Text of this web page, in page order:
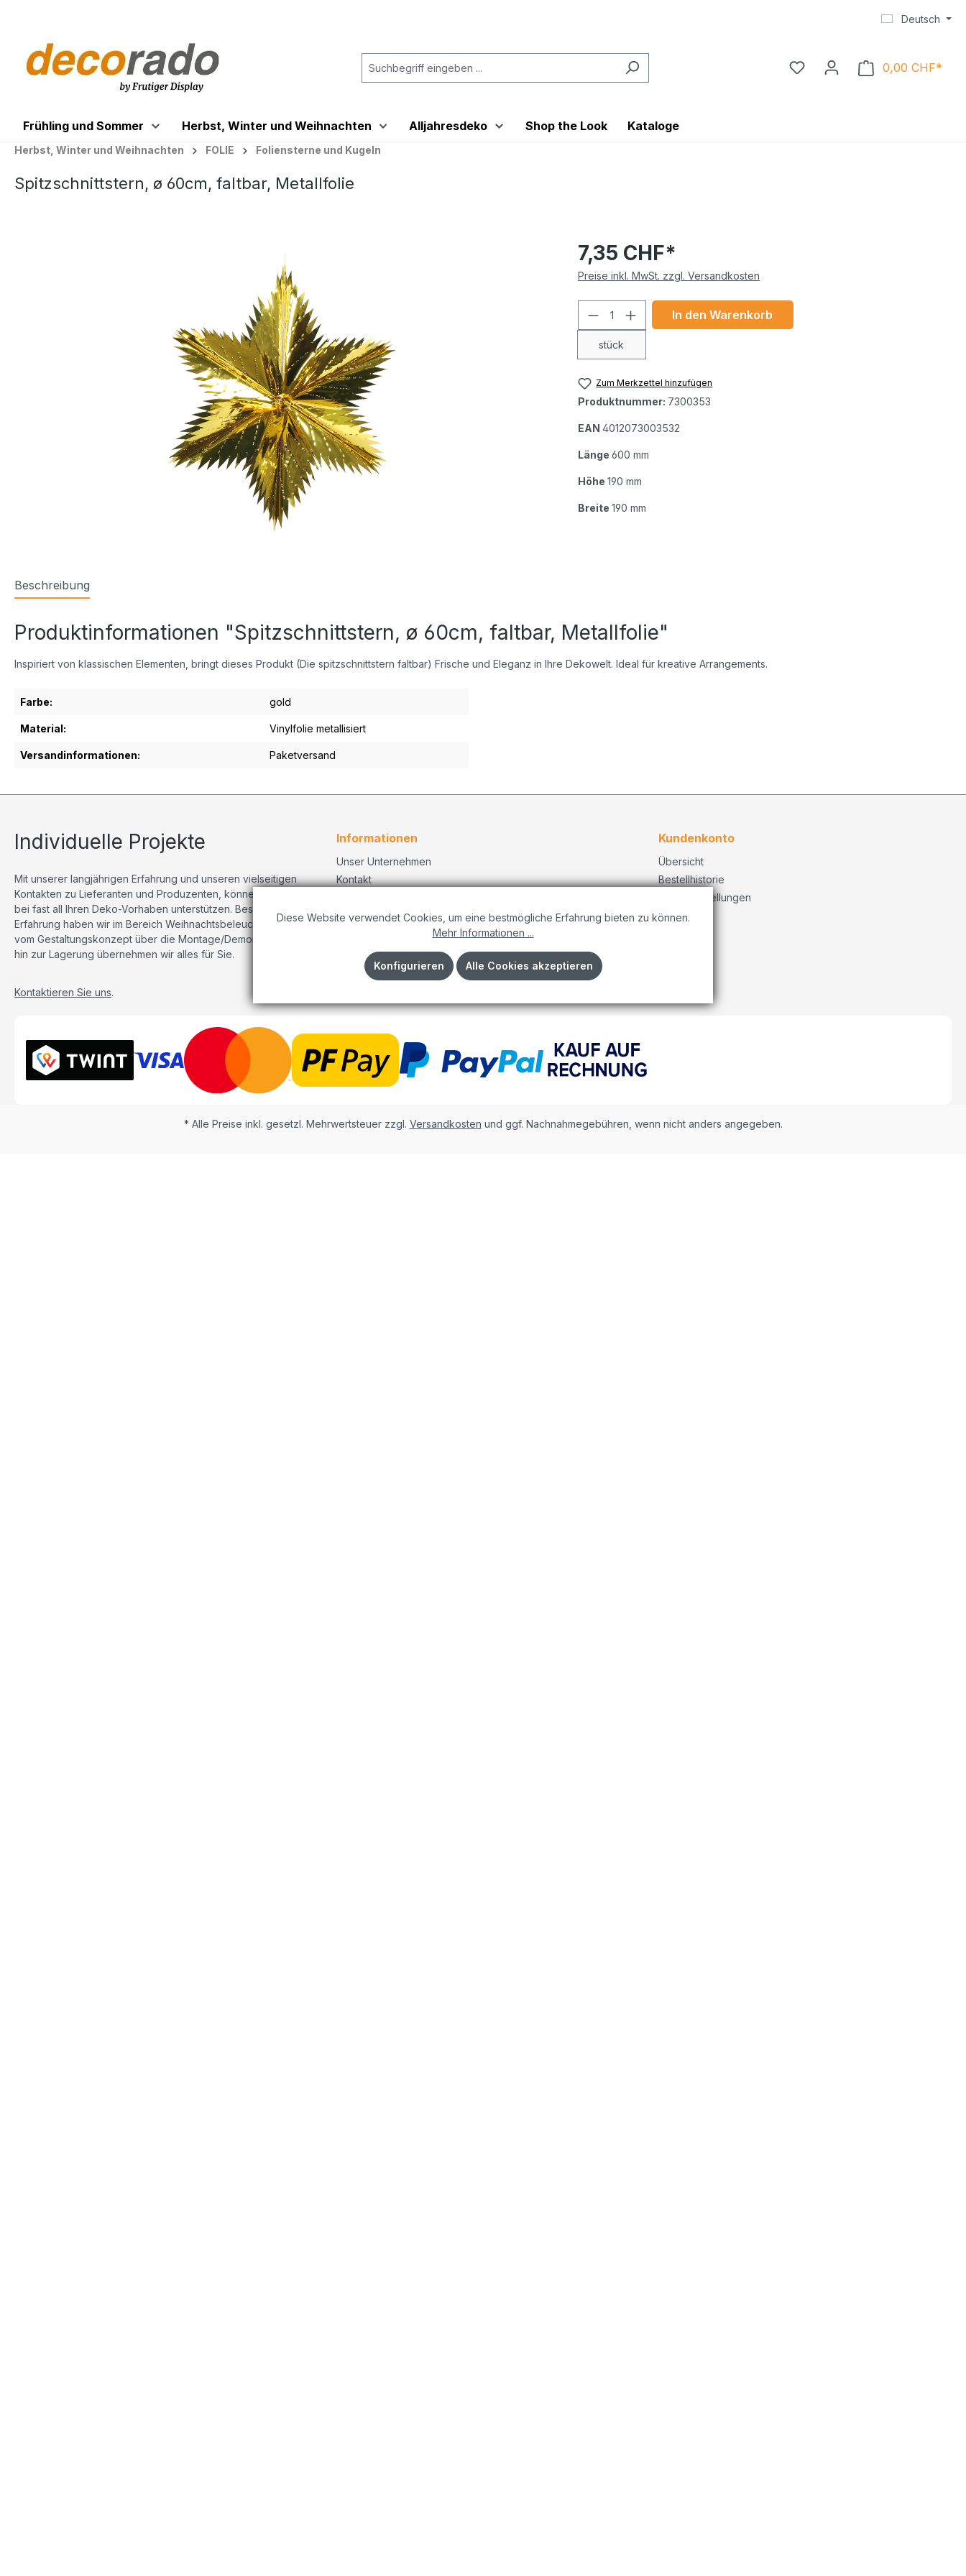
Deutsch
0,00 CHF*
Frühling und Sommer Herbst, Winter und Weihnachten Alljahresdeko Shop the Look Kataloge
Herbst, Winter und Weihnachten FOLIE Foliensterne und Kugeln
Spitzschnittstern, ø 60cm, faltbar, Metallfolie
7,35 CHF*
Preise inkl. MwSt. zzgl. Versandkosten
Produkt Anzahl: Gib den gewünschten Wert
stück
In den Warenkorb
Zum Merkzettel hinzufügen
Produktnummer: 7300353
EAN 4012073003532
Länge 600 mm
Höhe 190 mm
Breite 190 mm
Beschreibung
Produktinformationen "Spitzschnittstern, ø 60cm, faltbar, Metallfolie"
Inspiriert von klassischen Elementen, bringt dieses Produkt (Die spitzschnittstern faltbar) Frische und Eleganz in Ihre Dekowelt. Ideal für kreative Arrangements.
Farbe: gold
Material: Vinylfolie metallisiert
Versandinformationen: Paketversand
Individuelle Projekte
Mit unserer langjährigen Erfahrung und unseren vielseitigen
Kontakten zu Lieferanten und Produzenten, können wir Sie
bei fast all Ihren Deko-Vorhaben unterstützen. Besonders viel
Erfahrung haben wir im Bereich Weihnachtsbeleuchtungen,
vom Gestaltungskonzept über die Montage/Demontage bis
hin zur Lagerung übernehmen wir alles für Sie.
Kontaktieren Sie uns.
Informationen
Unser Unternehmen
Kontakt
Datenschutzerklärung
Dekorationskonzepte
Impressum
Kundenkonto
Übersicht
Bestellhistorie
Konto Einstellungen
* Alle Preise inkl. gesetzl. Mehrwertsteuer zzgl. Versandkosten und ggf. Nachnahmegebühren, wenn nicht anders angegeben.
Diese Website verwendet Cookies, um eine bestmögliche Erfahrung bieten zu können.
Mehr Informationen ...
Konfigurieren Alle Cookies akzeptieren